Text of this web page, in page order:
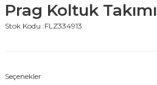
Prag Koltuk Takımı
Stok Kodu :FLZ334913
Seçenekler